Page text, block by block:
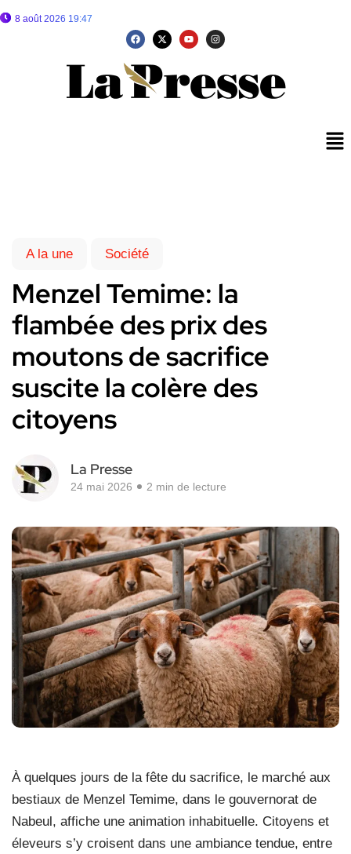
8 août 2026 19:47
A la une Société
Menzel Temime: la
flambée des prix des
moutons de sacrifice
suscite la colère des
citoyens
La Presse
24 mai 2026 2 min de lecture
À quelques jours de la fête du sacrifice, le marché aux
bestiaux de Menzel Temime, dans le gouvernorat de
Nabeul, affiche une animation inhabituelle. Citoyens et
éleveurs s’y croisent dans une ambiance tendue, entre